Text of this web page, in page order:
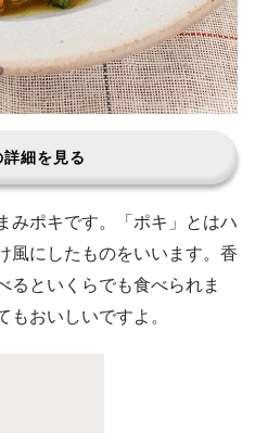
詳細を見る
みポキです。「ポキ」とはハ
風にしたものをいいます。香
るといくらでも食べられま
おいしいですよ。